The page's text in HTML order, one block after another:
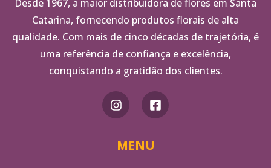
Desde 1967, a maior distribuidora de flores em Santa
Catarina, fornecendo produtos florais de alta
qualidade. Com mais de cinco décadas de trajetória, é
uma referência de confiança e excelência,
conquistando a gratidão dos clientes.
MENU